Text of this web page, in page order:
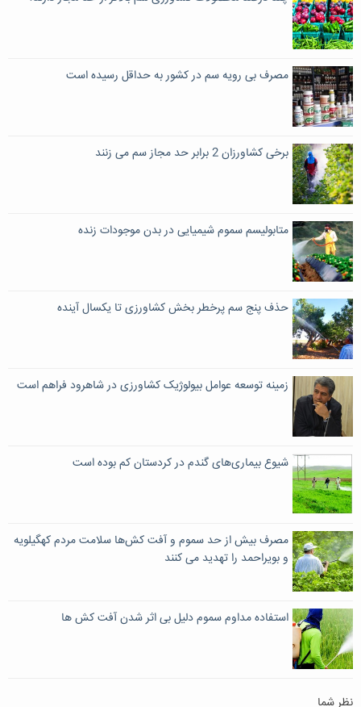
مصرف بی رویه سم در کشور به حداقل رسیده است
برخی کشاورزان 2 برابر حد مجاز سم می زنند
متابولیسم سموم شیمیایی در بدن موجودات زنده
حذف پنج سم پرخطر بخش کشاورزی تا یکسال آینده
زمینه توسعه عوامل بیولوژیک کشاورزی در شاهرود فراهم است
شیوع بیماری‌های گندم در کردستان کم بوده است
مصرف بیش از حد سموم و آفت کش‌ها سلامت مردم کهگیلویه
و بویراحمد را تهدید می کنند
استفاده مداوم سموم دلیل بی اثر شدن آفت کش ها
نظر شما